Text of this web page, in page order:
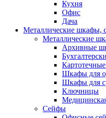
Кухня
Офис
Дача
Металлические шкафы,
Металлические
Архивные
Шкафы для
Шкафы для
Ключницы
Сейфы